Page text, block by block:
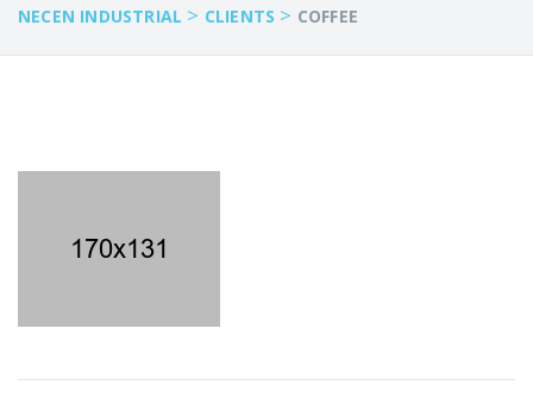
NECEN INDUSTRIAL > CLIENTS > COFFEE